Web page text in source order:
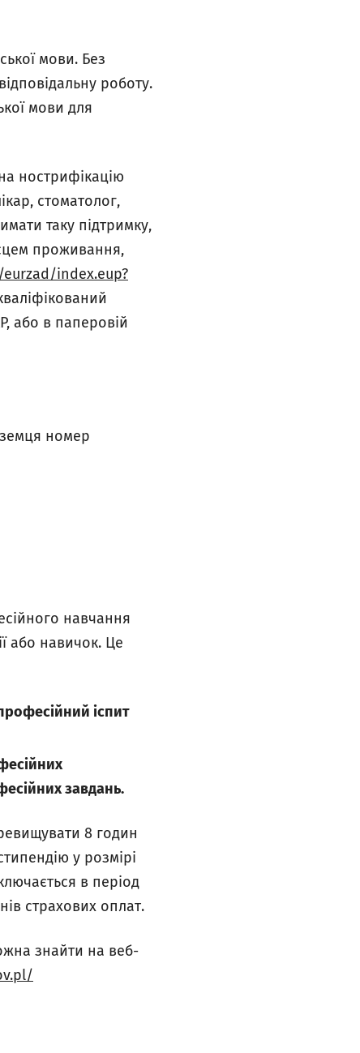
мови. Без
роботу.
мови для
нострифікацію
стоматолог,
таку підтримку,
проживання,
index.eup?
або в паперовій
номер
навчання
або навичок. Це
іспит
завдань.
8 годин
у розмірі
в період
страхових оплат.
знайти на веб-